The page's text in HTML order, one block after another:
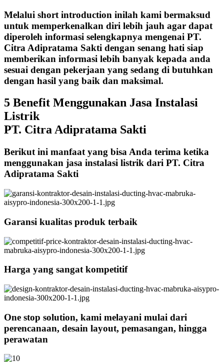
Melalui short introduction inilah kami bermaksud
untuk memperkenalkan diri lebih jauh agar dapat
diperoleh informasi selengkapnya mengenai PT.
Citra Adipratama Sakti dengan senang hati siap
memberikan informasi lebih banyak kepada anda
sesuai dengan pekerjaan yang sedang di butuhkan
dengan hasil yang baik dan maksimal.
5 Benefit Menggunakan Jasa Instalasi
Listrik
PT. Citra Adipratama Sakti
Berikut ini manfaat yang bisa Anda terima ketika
menggunakan jasa instalasi listrik dari PT. Citra
Adipratama Sakti
Garansi kualitas produk terbaik
Harga yang sangat kompetitif
One stop solution, kami melayani mulai dari
perencanaan, desain layout, pemasangan, hingga
perawatan